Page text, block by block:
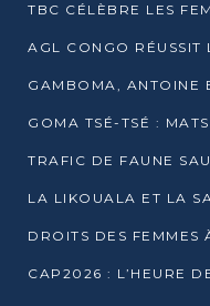
CAP2026 : L’HEURE